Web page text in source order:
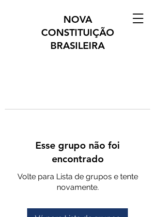
NOVA
CONSTITUIÇÃO
BRASILEIRA
Esse grupo não foi
encontrado
Volte para Lista de grupos e tente
novamente.